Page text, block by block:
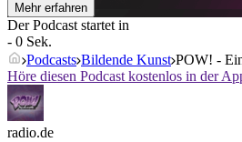
Mehr erfahren
Der Podcast startet in
- 0 Sek.
Podcasts Bildende Kunst POW! -
Höre diesen Podcast kostenlos in der
radio.de